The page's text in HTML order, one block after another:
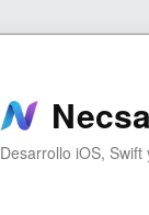
Desarrollo iOS,